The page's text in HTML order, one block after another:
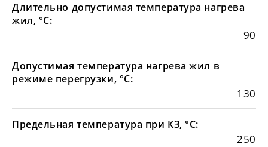
Длительно допустимая температура нагрева
жил, °С:
90
Допустимая температура нагрева жил в
режиме перегрузки, °С:
130
Предельная температура при КЗ, °С:
250